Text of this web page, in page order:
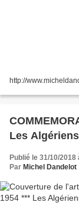
http://
Les
Publié le 31/10/2018
Par Michel Dandelot